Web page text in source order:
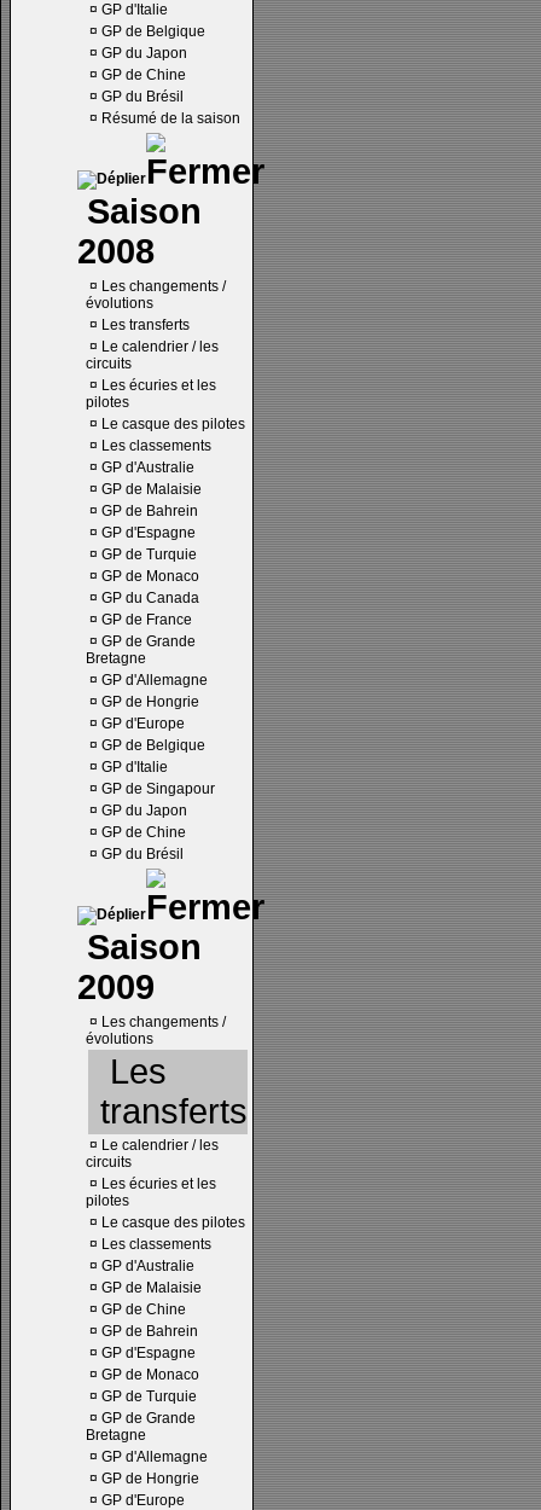
¤ GP d'Italie
¤ GP de Belgique
¤ GP du Japon
¤ GP de Chine
¤ GP du Brésil
¤ Résumé de la saison
Saison
2008
¤ Les changements /
évolutions
¤ Les transferts
¤ Le calendrier / les
circuits
¤ Les écuries et les
pilotes
¤ Le casque des pilotes
¤ Les classements
¤ GP d'Australie
¤ GP de Malaisie
¤ GP de Bahrein
¤ GP d'Espagne
¤ GP de Turquie
¤ GP de Monaco
¤ GP du Canada
¤ GP de France
¤ GP de Grande
Bretagne
¤ GP d'Allemagne
¤ GP de Hongrie
¤ GP d'Europe
¤ GP de Belgique
¤ GP d'Italie
¤ GP de Singapour
¤ GP du Japon
¤ GP de Chine
¤ GP du Brésil
Saison
2009
¤ Les changements /
évolutions
Les
transferts
¤ Le calendrier / les
circuits
¤ Les écuries et les
pilotes
¤ Le casque des pilotes
¤ Les classements
¤ GP d'Australie
¤ GP de Malaisie
¤ GP de Chine
¤ GP de Bahrein
¤ GP d'Espagne
¤ GP de Monaco
¤ GP de Turquie
¤ GP de Grande
Bretagne
¤ GP d'Allemagne
¤ GP de Hongrie
¤ GP d'Europe